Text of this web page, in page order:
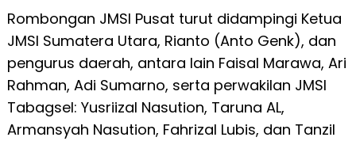
Rombongan JMSI Pusat turut didampingi Ketua
JMSI Sumatera Utara, Rianto (Anto Genk), dan
pengurus daerah, antara lain Faisal Marawa, Ari
Rahman, Adi Sumarno, serta perwakilan JMSI
Tabagsel: Yusriizal Nasution, Taruna AL,
Armansyah Nasution, Fahrizal Lubis, dan Tanzil